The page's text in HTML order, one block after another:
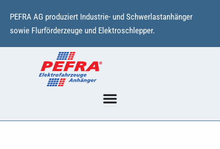
Inhalt
springen
PEFRA AG produziert Industrie- und Schwerlastanhänger
sowie Flurförderzeuge und Elektroschlepper.